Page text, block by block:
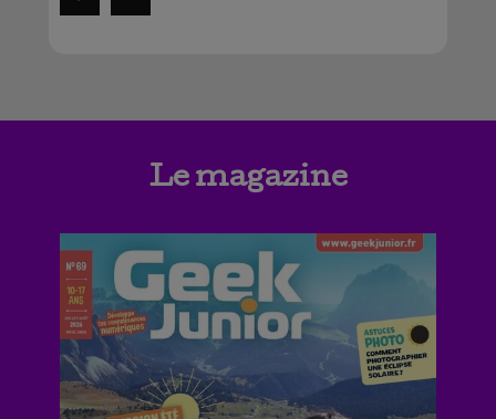
Le magazine